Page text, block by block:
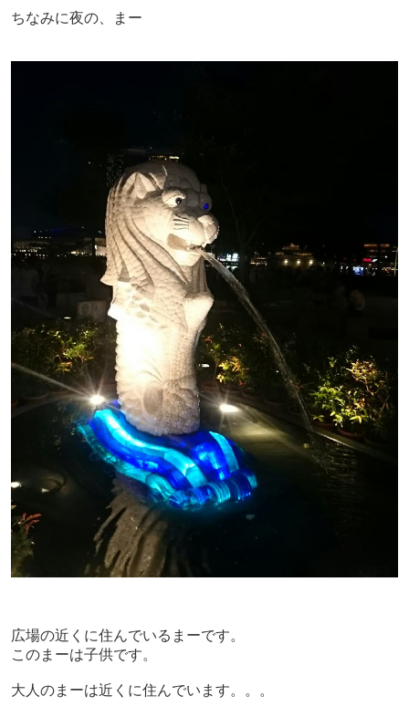
ちなみに夜の、まー
広場の近くに住んでいるまーです。
このまーは子供です。
大人のまーは近くに住んでいます。。。